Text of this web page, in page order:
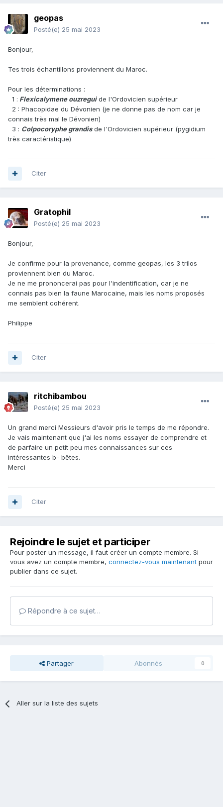
geopas
Posté(e) 25 mai 2023
Bonjour,
Tes trois échantillons proviennent du Maroc.
Pour les déterminations :
1 : Flexicalymene ouzreguide l'Ordovicien supérieur
2 : Phacopidae du Dévonien (je ne donne pas de nom car je
connais très mal le Dévonien)
3 : Colpocoryphe grandisde l'Ordovicien supérieur (pygidium
très caractéristique)
Citer
Gratophil
Posté(e) 25 mai 2023
Bonjour,
Je confirme pour la provenance, comme geopas, les 3 trilos
proviennent bien du Maroc.
Je ne me prononcerai pas pour l'indentification, car je ne
connais pas bien la faune Marocaine, mais les noms proposés
me semblent cohérent.
Philippe
Citer
ritchibambou
Posté(e) 25 mai 2023
Un grand merci Messieurs d'avoir pris le temps de me répondre.
Je vais maintenant que j'ai les noms essayer de comprendre et
de parfaire un petit peu mes connaissances sur ces
intéressantes b- bêtes.
Merci
Citer
Rejoindre le sujet et participer
Pour poster un message, il faut créer un compte membre. Si
vous avez un compte membre, connectez-vous maintenant pour
publier dans ce sujet.
Répondre à ce sujet…
Partager Abonnés 0
Aller sur la liste des sujets